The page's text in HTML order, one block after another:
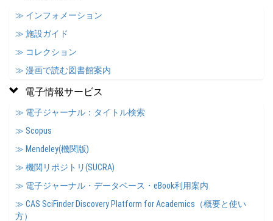
≫ インフォメーション
≫ 施設ガイド
≫ コレクション
≫ 漫画で読む図書館案内
電子情報サービス
≫ 電子ジャーナル：タイトル検索
≫ Scopus
≫ Mendeley(機関版)
≫ 機関リポジトリ(SUCRA)
≫ 電子ジャーナル・データベース・eBook利用案内
≫ CAS SciFinder Discovery Platform for Academics（概要と使い
方）